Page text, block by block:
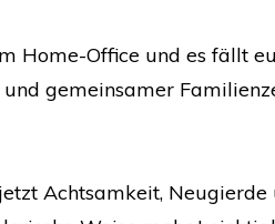
Home-Office und es fällt
gemeinsamer
Achtsamkeit,